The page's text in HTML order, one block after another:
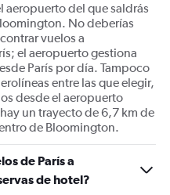
aeropuerto del que saldrás
No deberías
vuelos a
el aeropuerto gestiona
París por día. Tampoco
entre las que elegir,
desde el aeropuerto
un trayecto de 6,7 km de
de Bloomington.
de París a
de hotel?